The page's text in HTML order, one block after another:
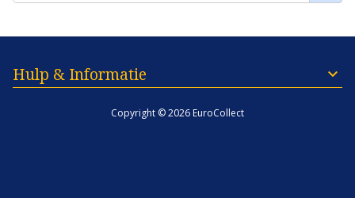
Hulp & Informatie
Copyright © 2026 EuroCollect